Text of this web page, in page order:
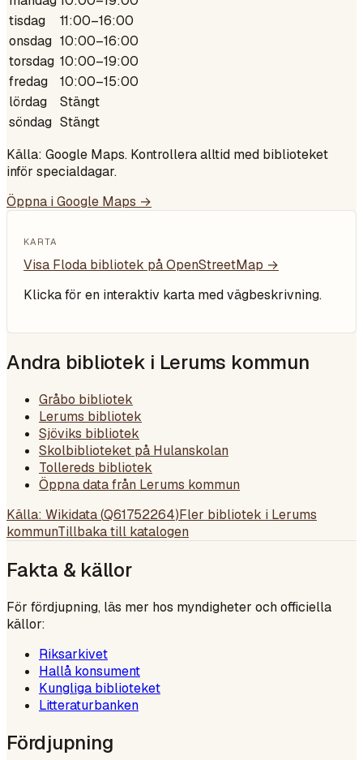
tisdag
11:00–16:00
onsdag 10:00–16:00
torsdag 10:00–19:00
fredag
10:00–15:00
lördag
Stängt
söndag Stängt
Källa: Google Maps. Kontrollera alltid med biblioteket
inför specialdagar.
Öppna i Google Maps →
KARTA
Visa Floda bibliotek på OpenStreetMap →
Klicka för en interaktiv karta med vägbeskrivning.
Andra bibliotek i Lerums kommun
Gråbo bibliotek
Lerums bibliotek
Sjöviks bibliotek
Skolbiblioteket på Hulanskolan
Tollereds bibliotek
Öppna data från Lerums kommun
Källa: Wikidata (Q61752264)Fler bibliotek i Lerums
kommunTillbaka till katalogen
Fakta & källor
För fördjupning, läs mer hos myndigheter och officiella
källor:
Riksarkivet
Hallå konsument
Kungliga biblioteket
Litteraturbanken
Fördjupning